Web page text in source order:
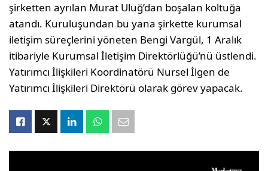
şirketten ayrılan Murat Uluğ’dan boşalan koltuğa
atandı. Kuruluşundan bu yana şirkette kurumsal
iletişim süreçlerini yöneten Bengi Vargül, 1 Aralık
itibariyle Kurumsal İletişim Direktörlüğü’nü üstlendi.
Yatırımcı İlişkileri Koordinatörü Nursel İlgen de
Yatırımcı İlişkileri Direktörü olarak görev yapacak.